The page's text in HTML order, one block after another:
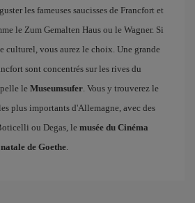
les fameuses saucisses de Francfort et
le Zum Gemalten Haus ou le Wagner. Si
culturel, vous aurez le choix. Une grande
sont concentrés sur les rives du
le Museumsufer. Vous y trouverez le
plus importants d'Allemagne, avec des
ou Degas, le musée du Cinéma
de Goethe.